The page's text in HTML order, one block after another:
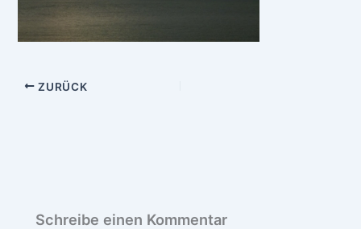
ZURÜCK
Schreibe einen Kommentar